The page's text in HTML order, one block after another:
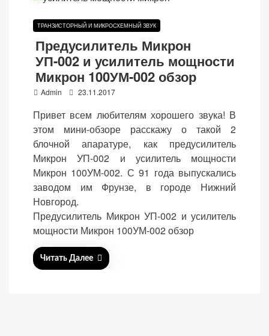
ТРАНЗИСТОРНЫЙ И МИКРОСХЕМНЫЙ ЗВУК
Предусилитель Микрон
УП-002 и усилитель мощности
Микрон 100УМ-002 обзор
Admin
s
t
o
23.11.2017
Привет всем любителям хорошего звука! В
этом мини-обзоре расскажу о такой 2
блочной апаратуре, как предусилитель
Микрон УП-002 и усилитель мощности
Микрон 100УМ-002. С 91 года выпускались
заводом им Фрунзе, в городе Нижний
Новгород.
Предусилитель Микрон УП-002 и усилитель
мощности Микрон 100УМ-002 обзор
Читать Далее
«Принять
все»
«Настройки
cookie»
Обязательные
(технические)
Необходимы для
работы сайта.
Сохраняют